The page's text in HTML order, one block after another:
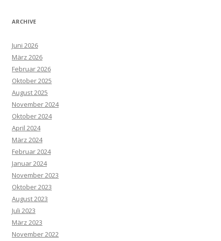
ARCHIVE
Juni 2026
März 2026
Februar 2026
Oktober 2025
August 2025
November 2024
Oktober 2024
April 2024
März 2024
Februar 2024
Januar 2024
November 2023
Oktober 2023
August 2023
Juli 2023
März 2023
November 2022